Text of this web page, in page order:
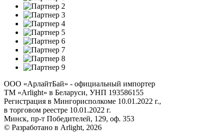
ООО «АрлайтБай» - официальный импортер
ТМ «Arlight» в Беларуси, УНП 193586155
Регистрация в Мингорисполкоме 10.01.2022 г.,
в торговом реестре 10.01.2022 г.
Минск, пр-т Победителей, 129, оф. 353
© Разработано в Arlight, 2026